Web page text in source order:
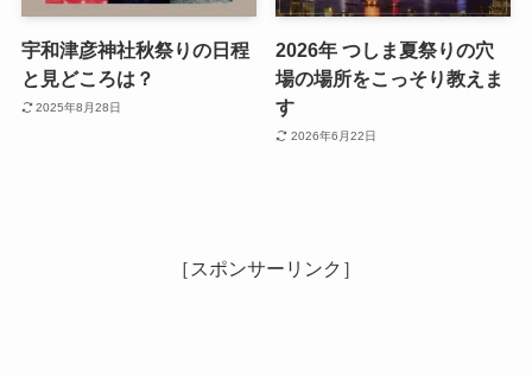
宇和津彦神社秋祭りの日程
と見どころは？
2025年8月28日
2026年 つしま夏祭りの穴
場の場所をこっそり教えま
す
2026年6月22日
［スポンサーリンク］